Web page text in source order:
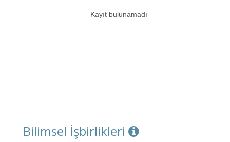
Kayıt bulunamadı
Bilimsel İşbirlikleri